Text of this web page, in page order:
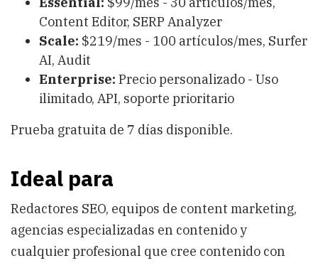
Content Editor, SERP Analyzer
Scale: $219/mes - 100 artículos/mes, Surfer
AI, Audit
Enterprise: Precio personalizado - Uso
ilimitado, API, soporte prioritario
Prueba gratuita de 7 días disponible.
Ideal para
Redactores SEO, equipos de content marketing,
agencias especializadas en contenido y
cualquier profesional que cree contenido con